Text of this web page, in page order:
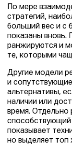
По мере
стратегий,
больший вес и с
показаны вновь.
ранжируются и
те, которыми
Другие модели
и
альтернативы,
наличии или
время. Отдельно
показывает
но выделяет топ